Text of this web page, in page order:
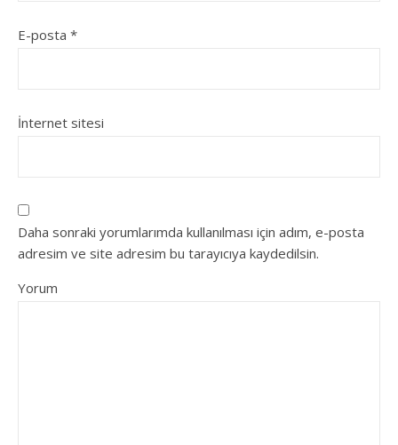
E-posta *
İnternet sitesi
Daha sonraki yorumlarımda kullanılması için adım, e-posta
adresim ve site adresim bu tarayıcıya kaydedilsin.
Yorum